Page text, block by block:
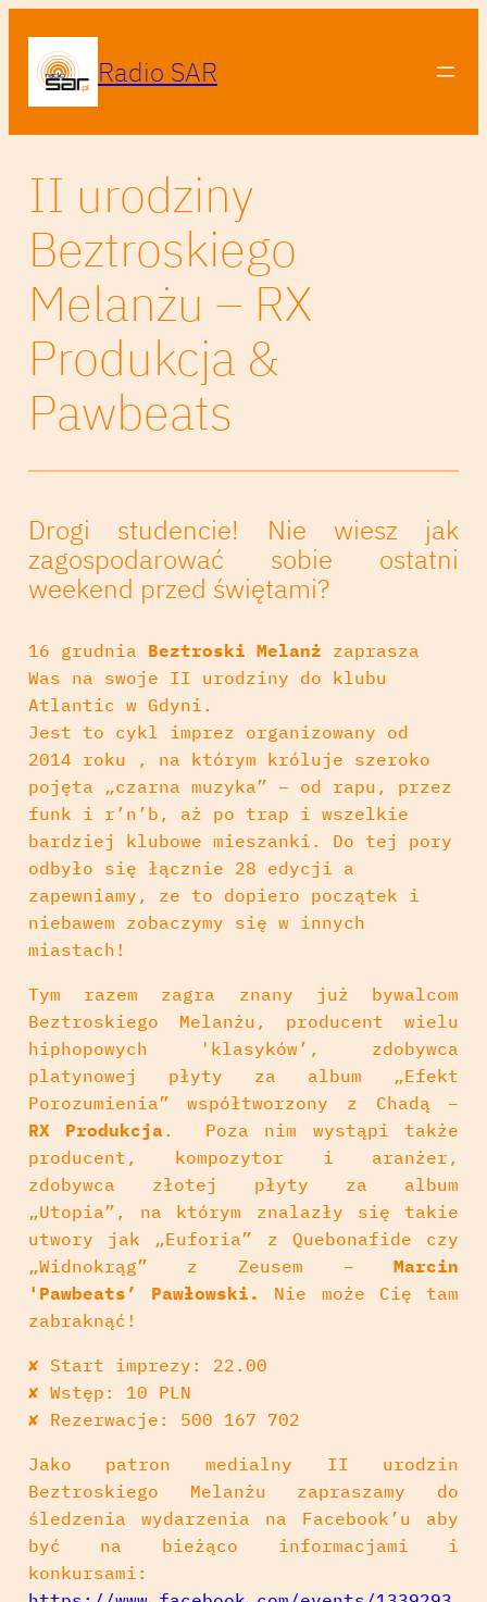
Radio SAR
II urodziny
Beztroskiego
Melanżu – RX
Produkcja &
Pawbeats
Drogi studencie! Nie wiesz jak
zagospodarować sobie ostatni
weekend przed świętami?
16 grudnia Beztroski Melanż zaprasza
Was na swoje II urodziny do klubu
Atlantic w Gdyni.
Jest to cykl imprez organizowany od
2014 roku , na którym króluje szeroko
pojęta „czarna muzyka” – od rapu, przez
funk i r’n’b, aż po trap i wszelkie
bardziej klubowe mieszanki. Do tej pory
odbyło się łącznie 28 edycji a
zapewniamy, ze to dopiero początek i
niebawem zobaczymy się w innych
miastach!
Tym razem zagra znany już bywalcom
Beztroskiego Melanżu, producent wielu
hiphopowych 'klasyków’, zdobywca
platynowej płyty za album „Efekt
Porozumienia” współtworzony z Chadą –
RX Produkcja. Poza nim wystąpi także
producent, kompozytor i aranżer,
zdobywca złotej płyty za album
„Utopia”, na którym znalazły się takie
utwory jak „Euforia” z Quebonafide czy
„Widnokrąg” z Zeusem –Marcin
'Pawbeats’ Pawłowski.
Nie może Cię tam
zabraknąć!
✘ Start imprezy: 22.00
✘ Wstęp: 10 PLN
✘ Rezerwacje: 500 167 702
Jako patron medialny II urodzin
Beztroskiego Melanżu zapraszamy do
śledzenia wydarzenia na Facebook’u aby
być na bieżąco informacjami i
konkursami: